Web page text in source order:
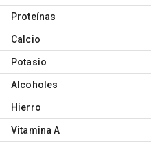
Proteínas
Calcio
Potasio
Alcoholes
Hierro
Vitamina A